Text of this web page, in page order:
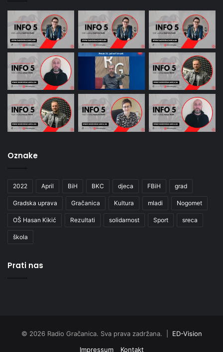
Oznake
2022 April BiH BKC djeca FBiH grad
Gradska uprava Gračanica Kultura mladi Nogomet
OŠ Hasan Kikić Rezultati solidarnost Sport sreca
škola
Prati nas
© 2026 Radio Gračanica. Sva prava zadržana. | ED-Vision
Impressum
Kontakt